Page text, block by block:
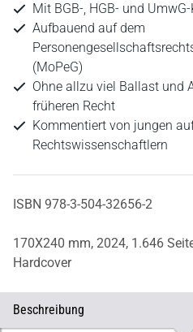
Mit BGB-, HGB- und
Aufbauend auf dem
(MoPeG)
Ohne allzu viel Ballast und
früheren Recht
Kommentiert von jungen
Rechtswissenschaftlern
ISBN 978-3-504-32656-2
170X240 mm, 2024, 1.646
Hardcover
Beschreibung